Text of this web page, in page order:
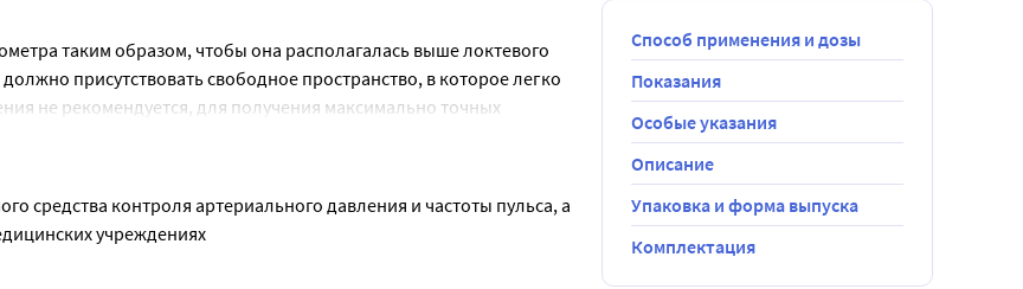
таким образом, чтобы она располагалась выше локтевого
присутствовать свободное пространство, в которое легко
не рекомендуется, для получения максимально точных
спиной и с пустым мочевым пузырем. В алкогольном
запрещено.
средства контроля артериального давления и частоты пульса, а
учреждениях
Способ применения и дозы
Показания
Особые указания
Описание
Упаковка и форма выпуска
Комплектация